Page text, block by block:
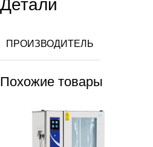
Детали
ПРОИЗВОДИТЕЛЬ
Похожие товары